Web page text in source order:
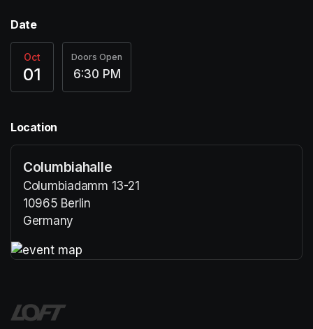
Date
Oct
01
Doors Open
6:30 PM
Location
Columbiahalle
Columbiadamm 13-21
10965 Berlin
Germany